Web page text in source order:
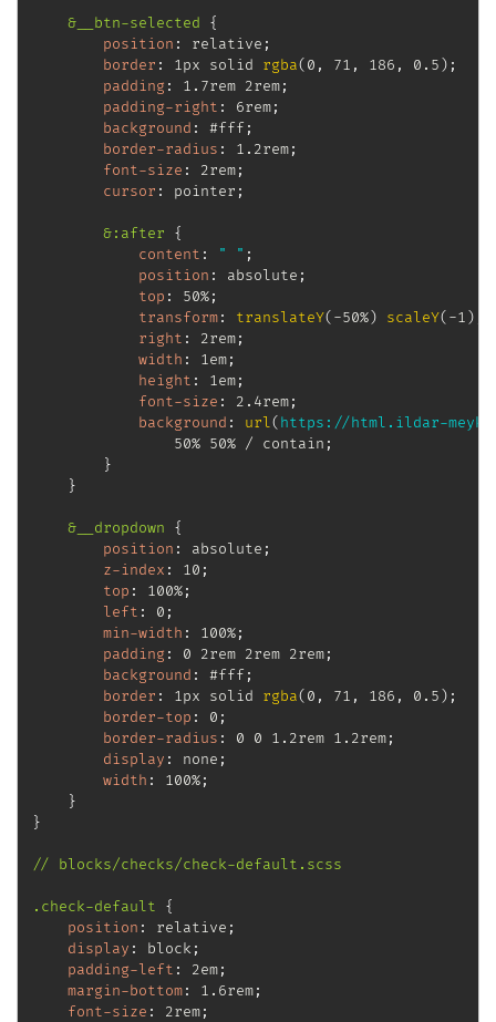
&__btn-selected
{
position : relative ;
border : 1px solid rgba( 0 , 71 , 186 , 0.5 ) ;
padding: 1.7rem 2rem;
padding-right : 6rem;
background : #fff ;
border-radius : 1.2rem;
font-size : 2rem;
cursor : pointer ;
&:after
{
content : " " ;
position : absolute ;
top : 50%;
transform: translateY( -50%) scaleY( -1 )
right : 2rem;
width : 1em;
height : 1em;
font-size : 2.4rem;
background : url( https://html.ildar-
                50% 50% / contain
;
}
}
&__dropdown
{
position : absolute ;
z-index : 10 ;
top : 100%;
left : 0 ;
min-width : 100%;
padding: 0 2rem 2rem 2rem;
background : #fff ;
border : 1px solid rgba( 0 , 71 , 186 , 0.5 ) ;
border-top : 0 ;
border-radius : 0 0 1.2rem 1.2rem;
display : none ;
width : 100%;
}
}
// blocks/checks/check-default.scss
.check-default
{
position : relative ;
display : block;
padding-left : 2em;
margin-bottom: 1.6rem;
font-size : 2rem;